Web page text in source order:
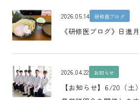
2026.05.14 研修医ブログ
《研修医ブログ》日進
2026.04.22 お知らせ
【お知らせ】6/20（